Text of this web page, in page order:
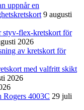
uppnår en
9 augusti
styv-flex-kretskort för
2026
av kretskort för
med valfritt skikt
2026
Rogers 4003C 29 juli